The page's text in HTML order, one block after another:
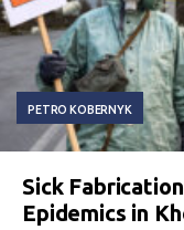
PETRO KOBERNYK
Sick
Epidemics in